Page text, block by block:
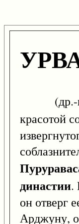
(др.-
красотой
династии.
он отверг
Арджуну,